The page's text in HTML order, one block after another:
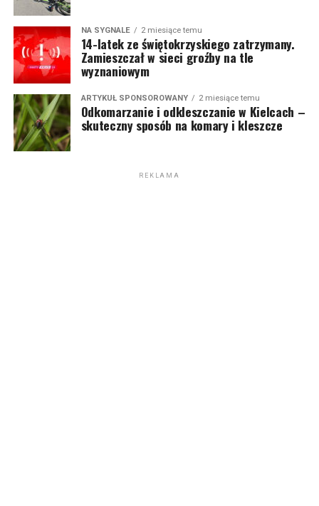
NA SYGNALE 2 miesiące temu
14-latek ze świętokrzyskiego zatrzymany.
Zamieszczał w sieci groźby na tle
wyznaniowym
ARTYKUŁ SPONSOROWANY 2 miesiące temu
Odkomarzanie i odkleszczanie w Kielcach –
skuteczny sposób na komary i kleszcze
REKLAMA